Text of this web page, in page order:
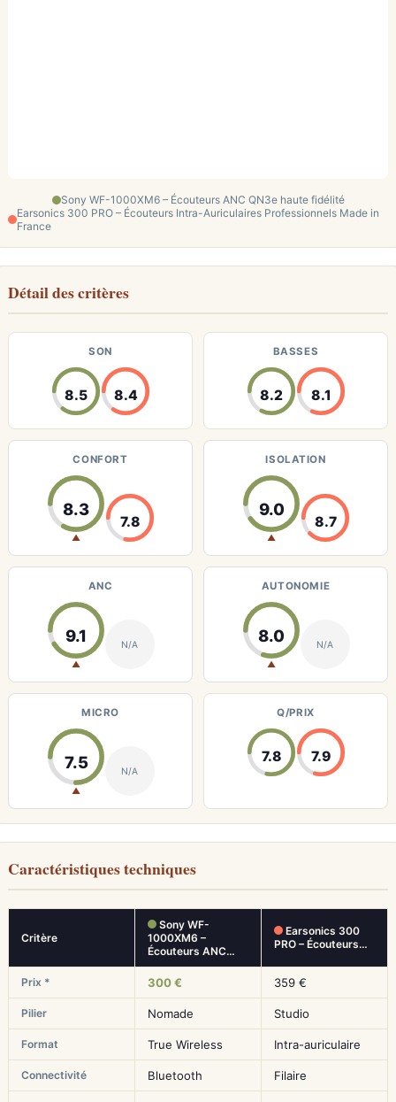
Sony WF-1000XM6 – Écouteurs ANC QN3e haute fidélité
Earsonics 300 PRO – Écouteurs Intra-Auriculaires Professionnels Made in
France
Détail des critères
SON
8.5 8.4
BASSES
8.2 8.1
CONFORT
8.3
▲
7.8
ISOLATION
9.0
▲
8.7
ANC
9.1
▲
N/A
AUTONOMIE
8.0
▲
N/A
MICRO
7.5
▲
N/A
Q/PRIX
7.8 7.9
Caractéristiques techniques
Critère
Sony WF-
1000XM6 –
Écouteurs ANC…
Earsonics 300
PRO – Écouteurs…
Prix * 300 € 359 €
Pilier Nomade Studio
Format True Wireless Intra-auriculaire
Connectivité Bluetooth Filaire